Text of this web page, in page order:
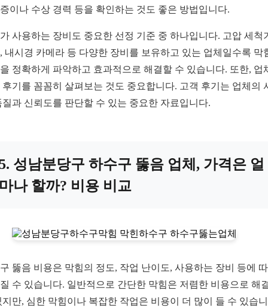
이나 수상 경력 등을 확인하는 것도 좋은 방법입니다.
사용하는 장비도 중요한 선정 기준 중 하나입니다. 고압 세척
내시경 카메라 등 다양한 장비를 보유하고 있는 업체일수록 막
정확하게 파악하고 효과적으로 해결할 수 있습니다. 또한, 업
후기를 꼼꼼히 살펴보는 것도 중요합니다. 고객 후기는 업체의
질과 신뢰도를 판단할 수 있는 중요한 자료입니다.
성남분당구 하수구 뚫음 업체, 가격은 얼
나 할까? 비용 비교
뚫음 비용은 막힘의 정도, 작업 난이도, 사용하는 장비 등에
수 있습니다. 일반적으로 간단한 막힘은 저렴한 비용으로 해
지만, 심한 막힘이나 복잡한 작업은 비용이 더 많이 들 수 있습